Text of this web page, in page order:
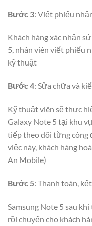
Bước 3: Viết phiếu
Khách hàng xác nhận
5, nhân viên viết phiếu
kỹ thuật
Bước 4: Sửa chữa và
Kỹ thuật viên sẽ thực
Galaxy Note 5 tại khu
tiếp theo dõi từng công
việc này, khách hàng
An Mobile)
Bước 5: Thanh toán,
Samsung Note 5 sau
rồi chuyển cho khách